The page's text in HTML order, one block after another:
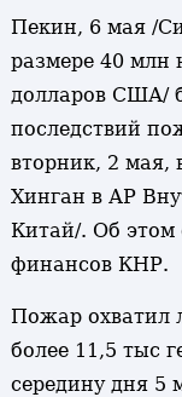
Пекин, 6 мая /
размере 40 млн
долларов США/
последствий
вторник, 2 мая,
Хинган в АР
Китай/. Об этом
финансов КНР.
Пожар охватил
более 11,5 тыс
середину дня 5